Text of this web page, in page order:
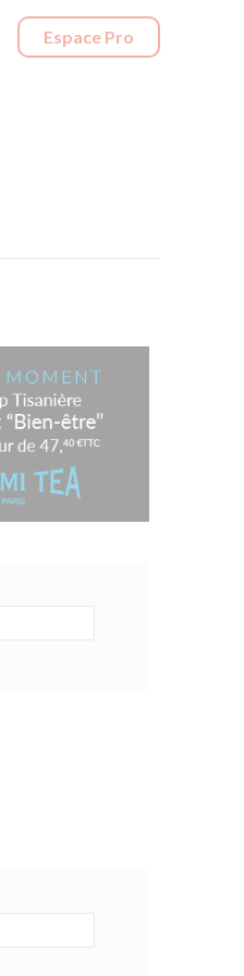
Espace Pro